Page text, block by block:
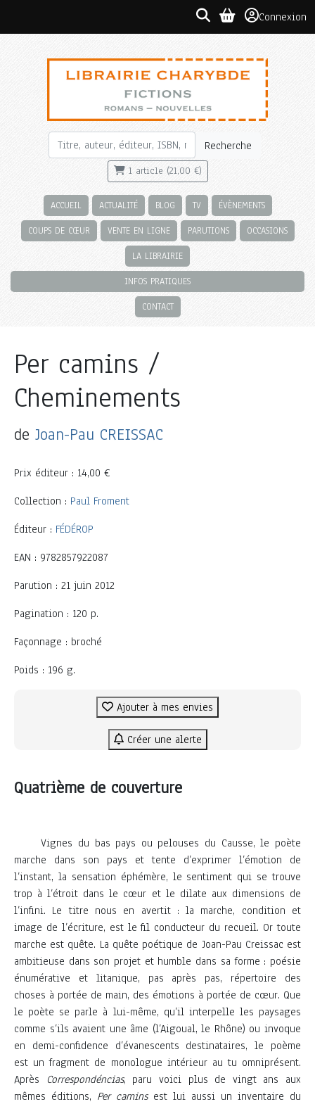
Connexion
Recherche
1 article (21,00 €)
ACCUEIL ACTUALITÉ BLOG TV ÉVÈNEMENTS
COUPS DE CŒUR VENTE EN LIGNE PARUTIONS OCCASIONS
LA LIBRAIRIE
INFOS PRATIQUES
CONTACT
Per camins /
Cheminements
de Joan-Pau CREISSAC
Prix éditeur : 14,00 €
Collection : Paul Froment
Éditeur : FÉDÉROP
EAN : 9782857922087
Parution : 21 juin 2012
Pagination : 120 p.
Façonnage : broché
Poids : 196 g.
Ajouter à mes envies
Créer une alerte
Quatrième de couverture
Vignes du bas pays ou pelouses du Causse, le poète
marche dans son pays et tente d’exprimer l’émotion de
l’instant, la sensation éphémère, le sentiment qui se trouve
trop à l’étroit dans le cœur et le dilate aux dimensions de
l’infini. Le titre nous en avertit : la marche, condition et
image de l’écriture, est le fil conducteur du recueil. Or toute
marche est quête. La quête poétique de Joan-Pau Creissac est
ambitieuse dans son projet et humble dans sa forme : poésie
énumérative et litanique, pas après pas, répertoire des
choses à portée de main, des émotions à portée de cœur. Que
le poète se parle à lui-même, qu’il interpelle les paysages
comme s’ils avaient une âme (l’Aigoual, le Rhône) ou invoque
en demi-confidence d’évanescents destinataires, le poème
est un fragment de monologue intérieur au tu omniprésent.
Après
Correspondéncias, paru voici plus de vingt ans aux
mêmes éditions, Per caminsest lui aussi un inventaire du